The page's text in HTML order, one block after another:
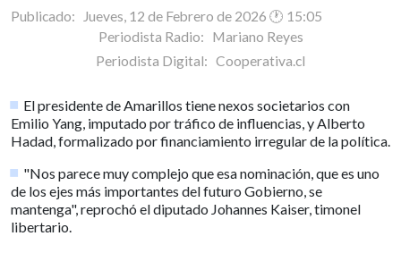
Publicado: Jueves, 12 de Febrero de 2026 🕐 15:05
Periodista Radio: Mariano Reyes
Periodista Digital: Cooperativa.cl
El presidente de Amarillos tiene nexos societarios con
Emilio Yang, imputado por tráfico de influencias, y Alberto
Hadad, formalizado por financiamiento irregular de la política.
"Nos parece muy complejo que esa nominación, que es uno
de los ejes más importantes del futuro Gobierno, se
mantenga", reprochó el diputado Johannes Kaiser, timonel
libertario.